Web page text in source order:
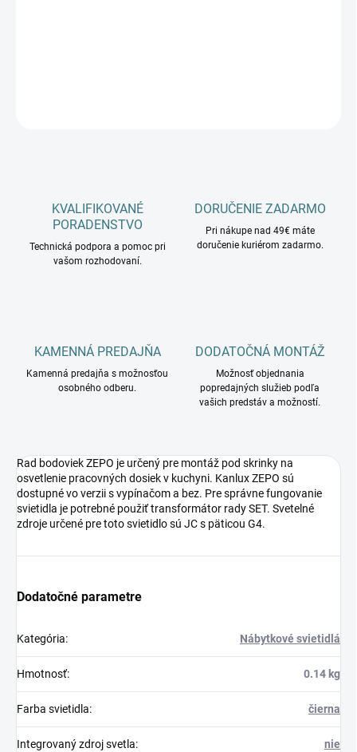
KVALIFIKOVANÉ
PORADENSTVO
Technická podpora a pomoc pri
vašom rozhodovaní.
DORUČENIE ZADARMO
Pri nákupe nad 49€ máte
doručenie kuriérom zadarmo.
KAMENNÁ PREDAJŇA
Kamenná predajňa s možnosťou
osobného odberu.
DODATOČNÁ MONTÁŽ
Možnosť objednania
popredajných služieb podľa
vašich predstáv a možností.
Rad bodoviek ZEPO je určený pre montáž pod skrinky na
osvetlenie pracovných dosiek v kuchyni. Kanlux ZEPO sú
dostupné vo verzii s vypínačom a bez. Pre správne fungovanie
svietidla je potrebné použiť transformátor rady SET. Svetelné
zdroje určené pre toto svietidlo sú JC s päticou G4.
Dodatočné parametre
Kategória: Nábytkové svietidlá
Hmotnosť: 0.14 kg
Farba svietidla: čierna
Integrovaný zdroj svetla: nie